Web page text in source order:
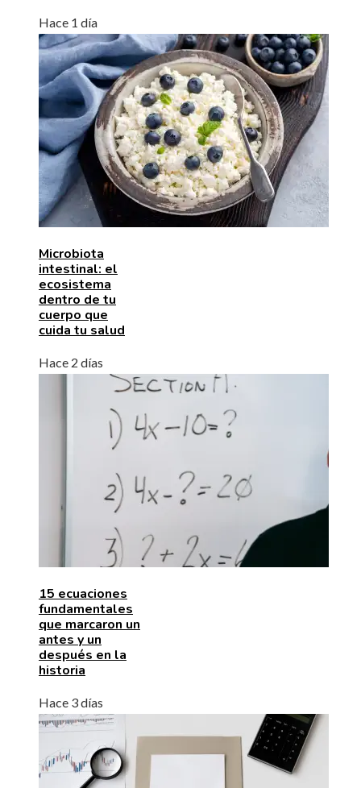
Hace 1 día
Microbiota
intestinal: el
ecosistema
dentro de tu
cuerpo que
cuida tu salud
Hace 2 días
15 ecuaciones
fundamentales
que marcaron un
antes y un
después en la
historia
Hace 3 días